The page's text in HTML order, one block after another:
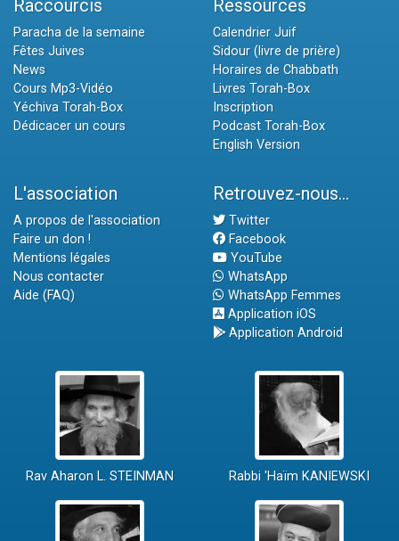
Raccourcis
Paracha de la semaine
Fêtes Juives
News
Cours Mp3-Vidéo
Yéchiva Torah-Box
Dédicacer un cours
Ressources
Calendrier Juif
Sidour (livre de prière)
Horaires de Chabbath
Livres Torah-Box
Inscription
Podcast Torah-Box
English Version
L'association
A propos de l'association
Faire un don !
Mentions légales
Nous contacter
Aide (FAQ)
Retrouvez-nous...
Twitter
Facebook
YouTube
WhatsApp
WhatsApp Femmes
Application iOS
Application Android
Rav Aharon L. STEINMAN Rabbi 'Haïm KANIEWSKI